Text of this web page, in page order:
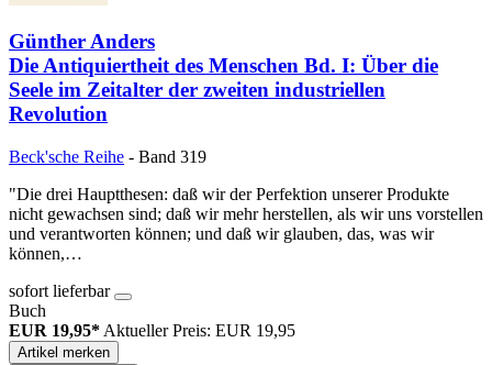
Günther Anders
Die Antiquiertheit des Menschen Bd. I: Über die
Seele im Zeitalter der zweiten industriellen
Revolution
Beck'sche Reihe - Band 319
"Die drei Hauptthesen: daß wir der Perfektion unserer Produkte
nicht gewachsen sind; daß wir mehr herstellen, als wir uns vorstellen
und verantworten können; und daß wir glauben, das, was wir
können,…
sofort lieferbar
Buch
EUR 19,95* Aktueller Preis: EUR 19,95
Artikel merken